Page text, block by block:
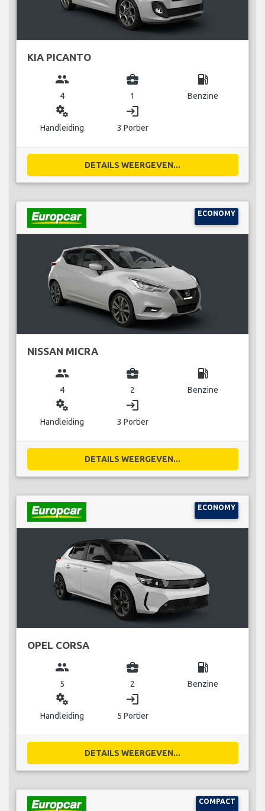
KIA PICANTO
group
4
business_center
1
local_gas_station
Benzine
miscellaneous_services
Handleiding
login
3 Portier
DETAILS WEERGEVEN...
ECONOMY
NISSAN MICRA
group
4
business_center
2
local_gas_station
Benzine
miscellaneous_services
Handleiding
login
3 Portier
DETAILS WEERGEVEN...
ECONOMY
OPEL CORSA
group
5
business_center
2
local_gas_station
Benzine
miscellaneous_services
Handleiding
login
5 Portier
DETAILS WEERGEVEN...
COMPACT